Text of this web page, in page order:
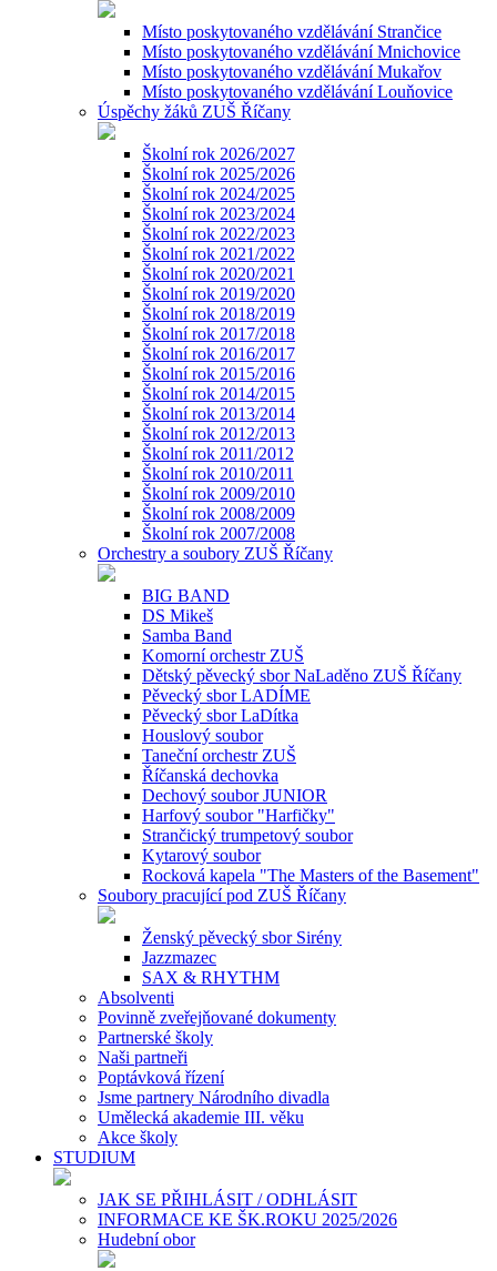
Místo poskytovaného vzdělávání Strančice
Místo poskytovaného vzdělávání Mnichovice
Místo poskytovaného vzdělávání Mukařov
Místo poskytovaného vzdělávání Louňovice
Úspěchy žáků ZUŠ Říčany
Školní rok 2026/2027
Školní rok 2025/2026
Školní rok 2024/2025
Školní rok 2023/2024
Školní rok 2022/2023
Školní rok 2021/2022
Školní rok 2020/2021
Školní rok 2019/2020
Školní rok 2018/2019
Školní rok 2017/2018
Školní rok 2016/2017
Školní rok 2015/2016
Školní rok 2014/2015
Školní rok 2013/2014
Školní rok 2012/2013
Školní rok 2011/2012
Školní rok 2010/2011
Školní rok 2009/2010
Školní rok 2008/2009
Školní rok 2007/2008
Orchestry a soubory ZUŠ Říčany
BIG BAND
DS Mikeš
Samba Band
Komorní orchestr ZUŠ
Dětský pěvecký sbor NaLaděno ZUŠ Říčany
Pěvecký sbor LADÍME
Pěvecký sbor LaDítka
Houslový soubor
Taneční orchestr ZUŠ
Říčanská dechovka
Dechový soubor JUNIOR
Harfový soubor "Harfičky"
Strančický trumpetový soubor
Kytarový soubor
Rocková kapela "The Masters of the Basement"
Soubory pracující pod ZUŠ Říčany
Ženský pěvecký sbor Sirény
Jazzmazec
SAX & RHYTHM
Absolventi
Povinně zveřejňované dokumenty
Partnerské školy
Naši partneři
Poptávková řízení
Jsme partnery Národního divadla
Umělecká akademie III. věku
Akce školy
STUDIUM
JAK SE PŘIHLÁSIT / ODHLÁSIT
INFORMACE KE ŠK.ROKU 2025/2026
Hudební obor